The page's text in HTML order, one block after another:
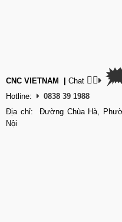
CNC VIETNAM Chat 👉🏽
Hotline:
0838 39 1988
Địa chỉ: Đường Chùa Hà,
Nội